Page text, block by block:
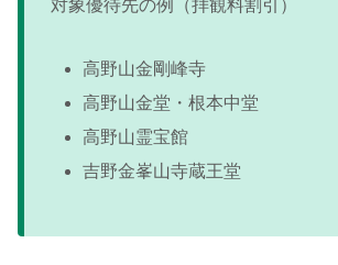
対象優待先の例（拝観料割引）
高野山金剛峰寺
高野山金堂・根本中堂
高野山霊宝館
吉野金峯山寺蔵王堂